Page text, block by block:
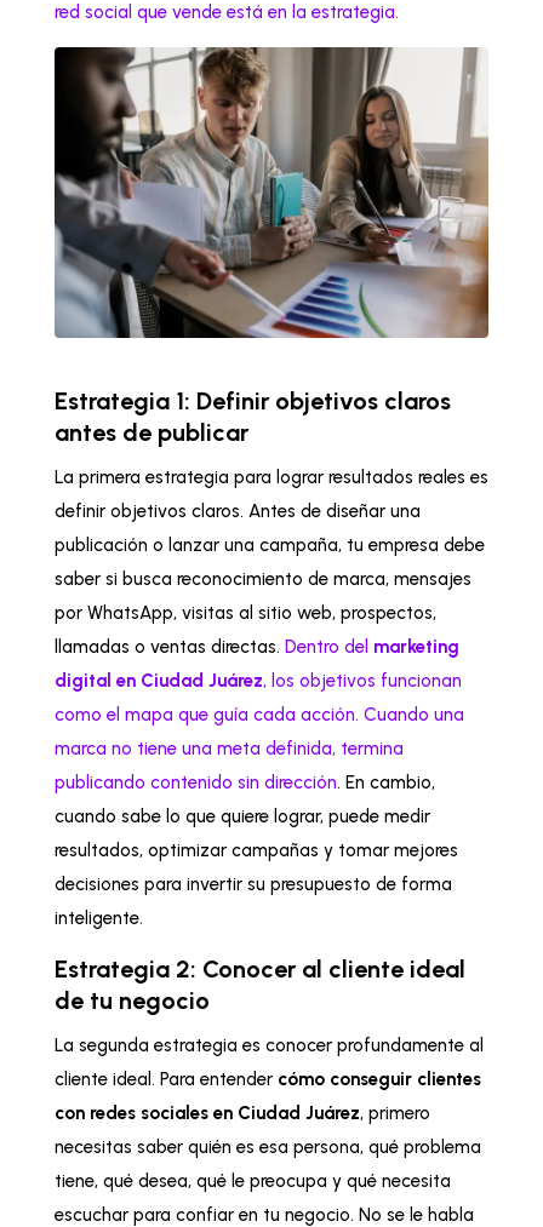
red social que vende está en la estrategia.
Estrategia 1: Definir objetivos claros
antes de publicar
La primera estrategia para lograr resultados reales es
definir objetivos claros. Antes de diseñar una
publicación o lanzar una campaña, tu empresa debe
saber si busca reconocimiento de marca, mensajes
por WhatsApp, visitas al sitio web, prospectos,
llamadas o ventas directas. Dentro del marketing
digital en Ciudad Juárez, los objetivos funcionan
como el mapa que guía cada acción. Cuando una
marca no tiene una meta definida, termina
publicando contenido sin dirección. En cambio,
cuando sabe lo que quiere lograr, puede medir
resultados, optimizar campañas y tomar mejores
decisiones para invertir su presupuesto de forma
inteligente.
Estrategia 2: Conocer al cliente ideal
de tu negocio
La segunda estrategia es conocer profundamente al
cliente ideal. Para entender cómo conseguir clientes
con redes sociales en Ciudad Juárez, primero
necesitas saber quién es esa persona, qué problema
tiene, qué desea, qué le preocupa y qué necesita
escuchar para confiar en tu negocio. No se le habla